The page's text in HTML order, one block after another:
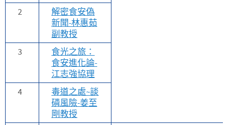
2
解密食安偽
新聞-林惠茹
副教授
3
食光之旅：
食安進化論-
江志強協理
4
毒道之處~談
磷風險-姜至
剛教授